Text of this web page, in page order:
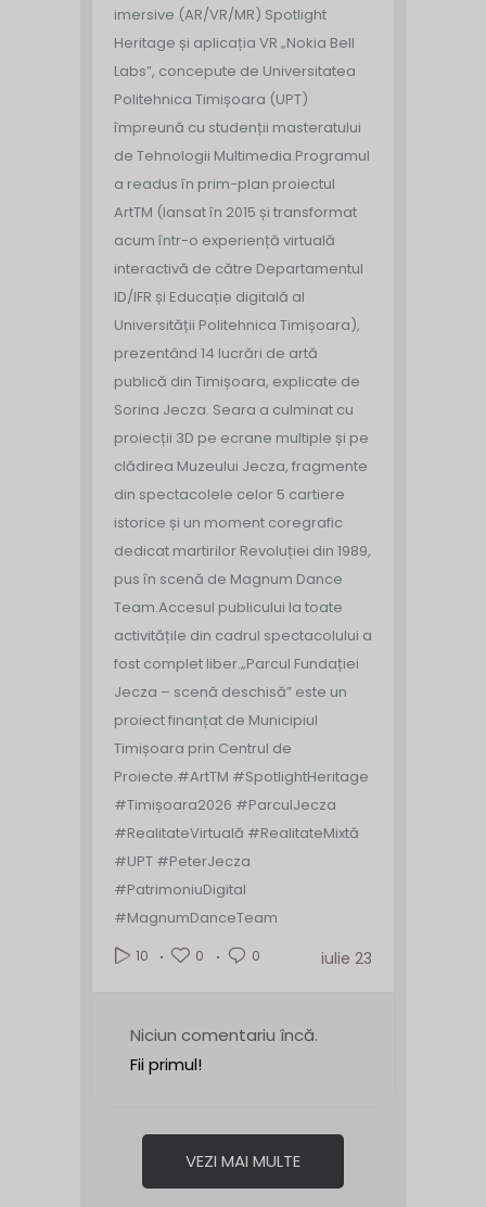
imersive (AR/VR/MR) Spotlight
Heritage și aplicația VR „Nokia Bell
Labs”, concepute de Universitatea
Politehnica Timișoara (UPT)
împreună cu studenții masteratului
de Tehnologii Multimedia.Programul
a readus în prim-plan proiectul
ArtTM (lansat în 2015 și transformat
acum într-o experiență virtuală
interactivă de către Departamentul
ID/IFR și Educație digitală al
Universității Politehnica Timișoara),
prezentând 14 lucrări de artă
publică din Timișoara, explicate de
Sorina Jecza. Seara a culminat cu
proiecții 3D pe ecrane multiple și pe
clădirea Muzeului Jecza, fragmente
din spectacolele celor 5 cartiere
istorice și un moment coregrafic
dedicat martirilor Revoluției din 1989,
pus în scenă de Magnum Dance
Team.Accesul publicului la toate
activitățile din cadrul spectacolului a
fost complet liber.„Parcul Fundației
Jecza – scenă deschisă” este un
proiect finanțat de Municipiul
Timișoara prin Centrul de
Proiecte.#ArtTM #SpotlightHeritage
#Timișoara2026 #ParculJecza
#RealitateVirtuală #RealitateMixtă
#UPT #PeterJecza
#PatrimoniuDigital
#MagnumDanceTeam
10
0 0 iulie 23
Niciun comentariu încă.
Fii primul!
VEZI MAI MULTE